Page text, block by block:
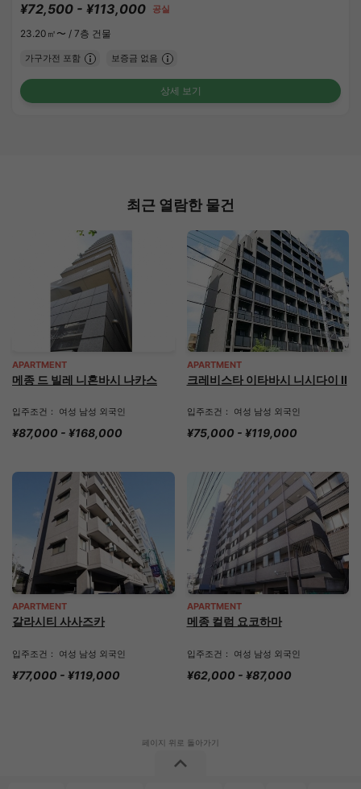
¥72,500 - ¥113,000 공실
23.20㎡〜 / 7층 건물
가구가전 포함 보증금 없음
상세 보기
최근 열람한 물건
APARTMENT
메종 드 빌레 니혼바시 나카스
입주조건： 여성 남성 외국인
¥87,000 - ¥168,000
APARTMENT
크레비스타 이타바시 니시다이 II
입주조건： 여성 남성 외국인
¥75,000 - ¥119,000
APARTMENT
갈라시티 사사즈카
입주조건： 여성 남성 외국인
¥77,000 - ¥119,000
APARTMENT
메종 컬럼 요코하마
입주조건： 여성 남성 외국인
¥62,000 - ¥87,000